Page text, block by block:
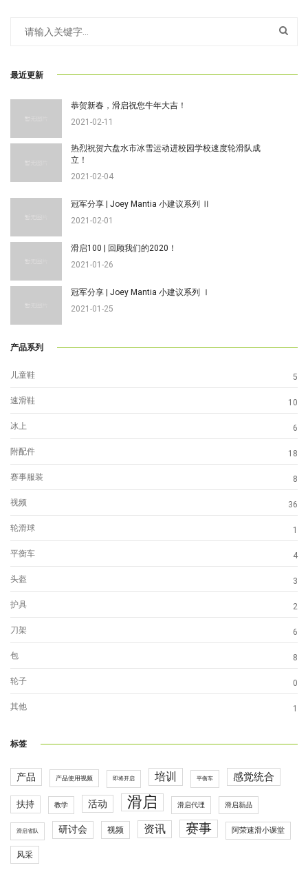
最近更新
恭贺新春，滑启祝您牛年大吉！
2021-02-11
热烈祝贺六盘水市冰雪运动进校园学校速度轮滑队成
立！
2021-02-04
冠军分享 | Joey Mantia 小建议系列 Ⅱ
2021-02-01
滑启100 | 回顾我们的2020！
2021-01-26
冠军分享 | Joey Mantia 小建议系列 Ⅰ
2021-01-25
产品系列
儿童鞋 5
速滑鞋 10
冰上 6
附配件 18
赛事服装 8
视频 36
轮滑球 1
平衡车 4
头盔 3
护具 2
刀架 6
包 8
轮子 0
其他 1
标签
产品 产品使用视频 即将开启 培训 平衡车 感觉统合
扶持 教学 活动 滑启 滑启代理 滑启新品
滑启省队 研讨会 视频 资讯 赛事 阿荣速滑小课堂
风采